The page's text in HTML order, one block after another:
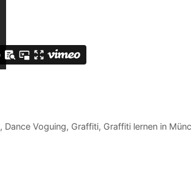
, Dance Voguing, Graffiti, Graffiti lernen in